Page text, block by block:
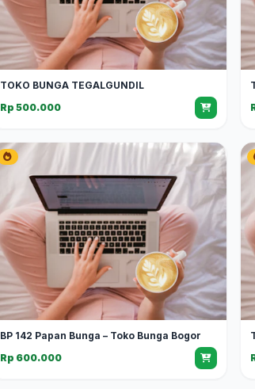
TOKO BUNGA TEGALGUNDIL
Rp 500.000
BP 142 Papan Bunga – Toko Bunga Bogor
Rp 600.000